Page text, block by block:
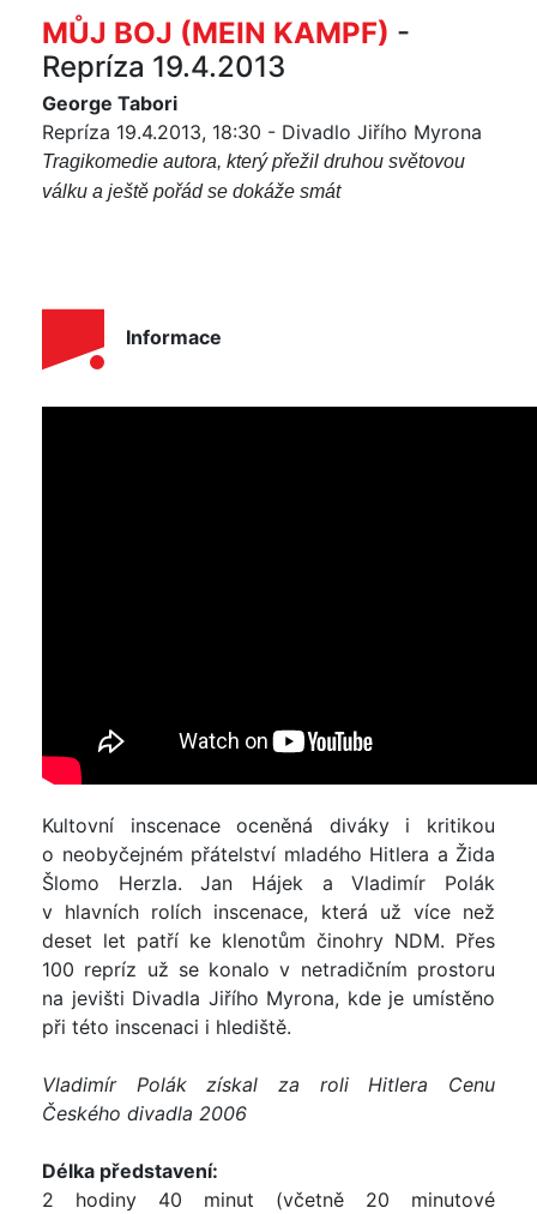
MŮJ BOJ (MEIN KAMPF) -
Repríza 19.4.2013
George Tabori
Repríza 19.4.2013, 18:30 - Divadlo Jiřího Myrona
Tragikomedie autora, který přežil druhou světovou
válku a ještě pořád se dokáže smát
Informace
Kultovní inscenace oceněná diváky i kritikou
o neobyčejném přátelství mladého Hitlera a Žida
Šlomo Herzla. Jan Hájek a Vladimír Polák
v hlavních rolích inscenace, která už více než
deset let patří ke klenotům činohry NDM. Přes
100 repríz už se konalo v netradičním prostoru
na jevišti Divadla Jiřího Myrona, kde je umístěno
při této inscenaci i hlediště.
Vladimír Polák získal za roli Hitlera Cenu
Českého divadla 2006
Délka představení:
2 hodiny 40 minut (včetně 20 minutové